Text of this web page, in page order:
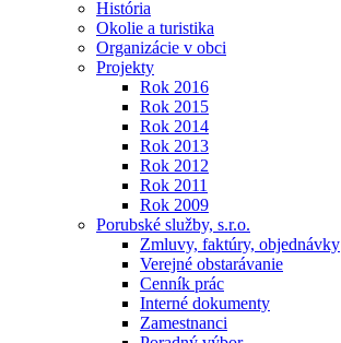
História
Okolie a turistika
Organizácie v obci
Projekty
Rok 2016
Rok 2015
Rok 2014
Rok 2013
Rok 2012
Rok 2011
Rok 2009
Porubské služby, s.r.o.
Zmluvy, faktúry, objednávky
Verejné obstarávanie
Cenník prác
Interné dokumenty
Zamestnanci